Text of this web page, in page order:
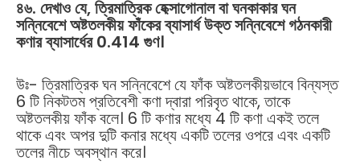
৪৬. দেখাও যে, ত্রিমাত্রিক হেক্সাগোনাল বা ঘনকাকার ঘন
সন্নিবেশে অষ্টতলকীয় ফাঁকের ব্যাসার্ধ উক্ত সন্নিবেশে গঠনকারী
কণার ব্যাসার্ধের 0.414 গুণ।
উঃ- ত্রিমাত্রিক ঘন সন্নিবেশে যে ফাঁক অষ্টতলকীয়ভাবে বিন্যস্ত
6 টি নিকটতম প্রতিবেশী কণা দ্বারা পরিবৃত থাকে, তাকে
অষ্টতলকীয় ফাঁক বলে। 6 টি কণার মধ্যে 4 টি কণা একই তলে
থাকে এবং অপর দুটি কনার মধ্যে একটি তলের ওপরে এবং একটি
তলের নীচে অবস্থান করে।